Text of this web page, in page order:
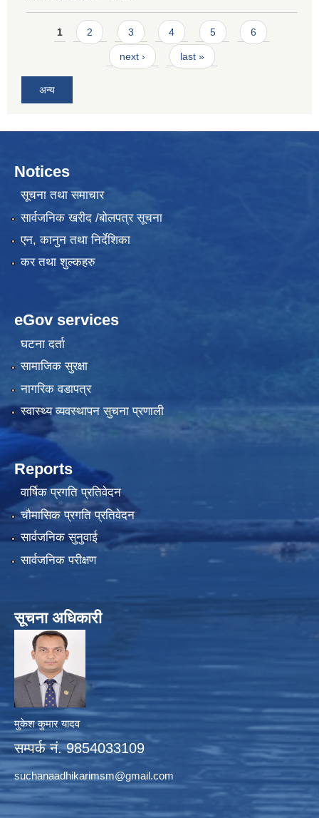
Pages
1 2 3 4 5 6
next › last »
अन्य
Notices
सूचना तथा समाचार
सार्वजनिक खरीद /बोलपत्र सूचना
एन, कानुन तथा निर्देशिका
कर तथा शुल्कहरु
eGov services
घटना दर्ता
सामाजिक सुरक्षा
नागरिक वडापत्र
स्वास्थ्य व्यवस्थापन सुचना प्रणाली
Reports
वार्षिक प्रगति प्रतिवेदन
चौमासिक प्रगति प्रतिवेदन
सार्वजनिक सुनुवाई
सार्वजनिक परीक्षण
सूचना अधिकारी
मुकेश कुमार यादव
सम्पर्क नं. 9854033109
suchanaadhikarimsm@gmail.com